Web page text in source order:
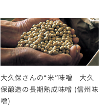
大久保さんの“米”味噌 大久
保醸造の長期熟成味噌 (信州味
噌)